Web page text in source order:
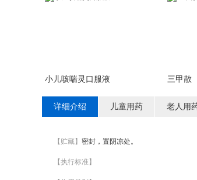
小儿咳喘灵口服液 三甲散
详细介绍 儿童用药 老人用
【贮藏】 密封，置阴凉处。
【执行标准】